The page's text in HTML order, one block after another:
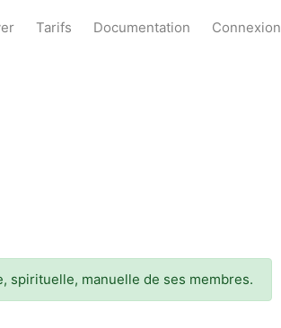
Tarifs Documentation Connexion
spirituelle, manuelle de ses membres.